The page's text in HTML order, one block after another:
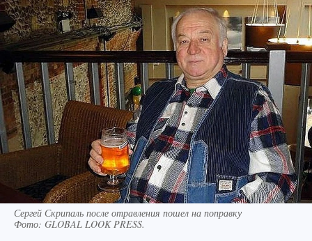
Сергей Скрипаль после отравления пошел на поправку
Фото: GLOBAL LOOK PRESS.